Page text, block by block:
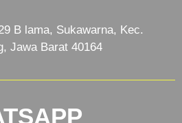
B lama, Sukawarna, Kec.
Jawa Barat 40164